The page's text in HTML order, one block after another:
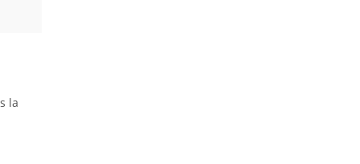
la